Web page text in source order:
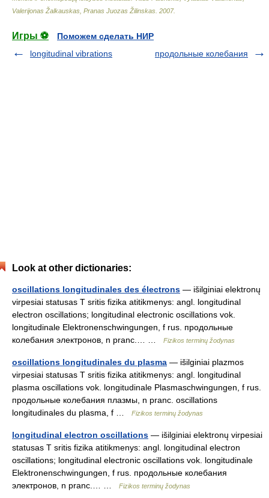
Valerijonas Žalkauskas, Pranas Juozas Žilinskas 2007.
Игры ⚽
Поможем сделать НИР
longitudinal vibrations
продольные колебания
Look at other dictionaries:
oscillations longitudinales des électrons — išilginiai elektronų
virpesiai statusas T sritis fizika atitikmenys: angl. longitudinal
electron oscillations; longitudinal electronic oscillations vok.
longitudinale Elektronenschwingungen, f rus. продольные
колебания электронов, n pranc.… …
Fizikos terminų žodynas
oscillations longitudinales du plasma — išilginiai plazmos
virpesiai statusas T sritis fizika atitikmenys: angl. longitudinal
plasma oscillations vok. longitudinale Plasmaschwingungen, f rus.
продольные колебания плазмы, n pranc. oscillations
longitudinales du plasma, f …
Fizikos terminų žodynas
longitudinal electron oscillations — išilginiai elektronų virpesiai
statusas T sritis fizika atitikmenys: angl. longitudinal electron
oscillations; longitudinal electronic oscillations vok. longitudinale
Elektronenschwingungen, f rus. продольные колебания
электронов, n pranc.… …
Fizikos terminų žodynas